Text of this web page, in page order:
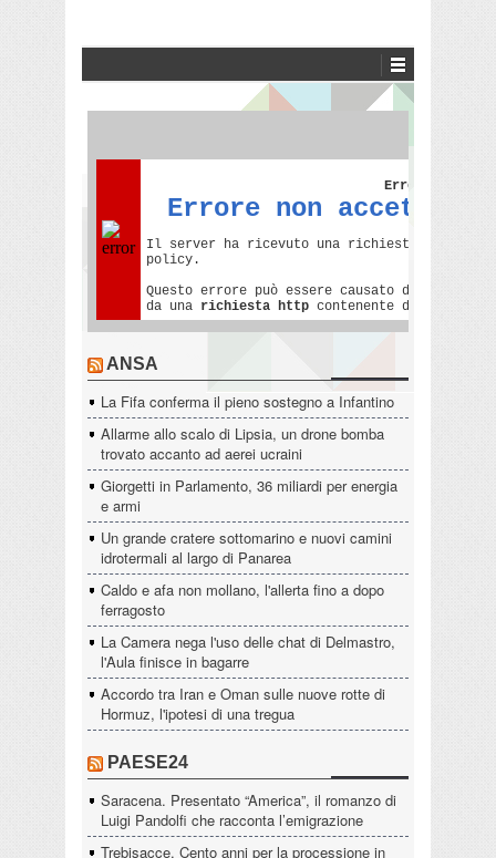
ANSA
La Fifa conferma il pieno sostegno a Infantino
Allarme allo scalo di Lipsia, un drone bomba
trovato accanto ad aerei ucraini
Giorgetti in Parlamento, 36 miliardi per energia
e armi
Un grande cratere sottomarino e nuovi camini
idrotermali al largo di Panarea
Caldo e afa non mollano, l'allerta fino a dopo
ferragosto
La Camera nega l'uso delle chat di Delmastro,
l'Aula finisce in bagarre
Accordo tra Iran e Oman sulle nuove rotte di
Hormuz, l'ipotesi di una tregua
PAESE24
Saracena. Presentato “America”, il romanzo di
Luigi Pandolfi che racconta l’emigrazione
Trebisacce. Cento anni per la processione in